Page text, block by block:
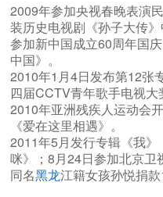
2009年参加央视春晚表演
装历史电视剧《孙子大传
参加新中国成立60周年国
中国》。
2010年1月4日发布第12张
四届CCTV青年歌手电视
2010年亚洲残疾人运动会
《爱在这里相遇》。
2011年5月发行专辑《我
咪》；8月24日参加北京卫
同名黑龙江籍女孩孙悦捐款